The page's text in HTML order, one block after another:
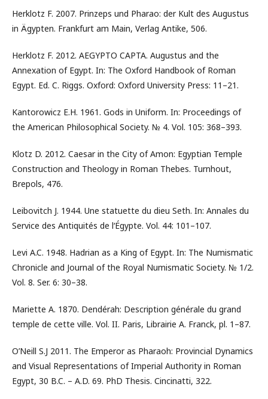
Herklotz F. 2007. Prinzeps und Pharao: der Kult des Augustus
in Ägypten. Frankfurt am Main, Verlag Antike, 506.
Herklotz F. 2012. AEGYPTO CAPTA. Augustus and the
Annexation of Egypt. In: The Oxford Handbook of Roman
Egypt. Ed. C. Riggs. Oxford: Oxford University Press: 11–21.
Kantorowicz E.H. 1961. Gods in Uniform. In: Proceedings of
the American Philosophical Society. № 4. Vol. 105: 368–393.
Klotz D. 2012. Caesar in the City of Amon: Egyptian Temple
Construction and Theology in Roman Thebes. Turnhout,
Brepols, 476.
Leibovitch J. 1944. Une statuette du dieu Seth. In: Annales du
Service des Antiquités de l‘Égypte. Vol. 44: 101–107.
Levi A.C. 1948. Hadrian as a King of Egypt. In: The Numismatic
Chronicle and Journal of the Royal Numismatic Society. № 1/2.
Vol. 8. Ser. 6: 30–38.
Mariette A. 1870. Dendérah: Description générale du grand
temple de cette ville. Vol. II. Paris, Librairie A. Franck, pl. 1–87.
O’Neill S.J 2011. The Emperor as Pharaoh: Provincial Dynamics
and Visual Representations of Imperial Authority in Roman
Egypt, 30 B.C. – A.D. 69. PhD Thesis. Сincinatti, 322.